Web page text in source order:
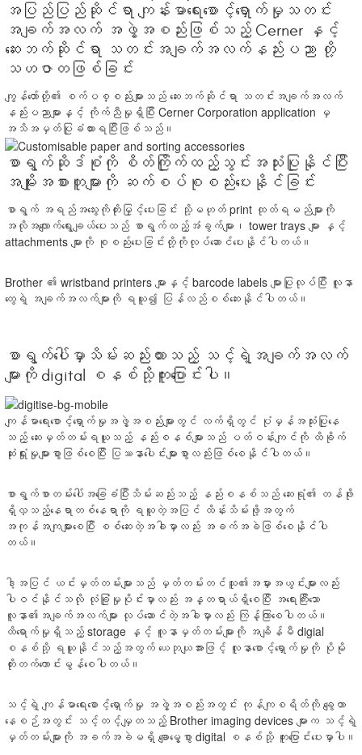
အပြည်ပြည်ဆိုင်ရာ ကျန်းမာရေးစောင့်ရှောက်မှုသတင်း
အချက်အလက် အဖွဲ့အစည်းဖြစ်သည့် Cerner နှင့်
ဆေးဘက်ဆိုင်ရာ သတင်းအချက်အလက်နည်းပညာ တို့
သဟဇာတဖြစ်ခြင်း
ကျွန်တော်တို့၏ စက်ပစ္စည်းများသည် ဆေးဘက်ဆိုင်ရာ သတင်းအချက်အလက်
နည်းပညာများနှင့် ကိုက်ညီမှုရှိပြီး Cerner Corporation application မှ
အသိအမှတ်ပြုခံထားရပြီးဖြစ်သည်။
စာရွက်ဆိုဒ်စုံကို စိတ်ကြိုက်ထည့်သွင်းအသုံးပြုနိုင်ပြီး
အမျိုးအစားတူများကို ဆက်စပ်စုစည်းပေးနိုင်ခြင်း
စာရွက် အရည်အသွေးကိုတိုးမြှင့်ပေးခြင်း သို့မဟုတ် print ထုတ်ရမည်များကို
အလိုအလျောက်ရွေးချယ်ပေးသည် စာရွက်ထည့်အံခွက်များ၊ tower trays များ နှင့်
attachments များကို စုစည်းပေးခြင်းတို့ကိုလုပ်ဆောင်ပေးနိုင်ပါတယ်။
Brother ၏ wristband printers များနှင့် barcode labels များပြုလုပ်ပြီး လူနာ
တွေရဲ့ အချက်အလက်များကို ရယူ၍ ပြန်လည်စစ်ဆေးနိုင်ပါတယ်။
စာရွက်ပေါ်မှာသိမ်းဆည်းထားသည့် သင့်ရဲ့အချက်အလက်
များကို digital စနစ်သို့ကူးပြောင်းပါ။
ကျန်မာရေးစောင့်ရှောက်မှုအဖွဲ့အစည်းများတွင် လက်ရှိတွင် ပုံမှန်အသုံးပြုနေ
သည့် ဆေးမှတ်တမ်းရယူသည့် နည်းစနစ်များသည် ပတ်ဝန်းကျင်ကို ထိခိုက်
ဆုံးရှုံးမှုများစွာဖြစ်စေပြီး ပြဿနာပေါင်းများစွာလည်းဖြစ်စေနိုင်ပါတယ်။
စာရွက်စာတမ်းပေါ်အခြေခံပြီးသိမ်းဆည်းသည့် နည်းစနစ်သည် ဆေးရုံ၏ တန်ဖိုး
ရှိလှသည့်နေရာတစ်နေရာကို ရယူတဲ့အပြင် ထိန်းသိမ်းဖို့အတွက်
အကုန်အကျများစေပြီး စစ်ဆေးတဲ့အခါမှာလည်း အခက်အခဲဖြစ်စေနိုင်ပါ
တယ်။
ဒါ့အပြင် ယင်းမှတ်တမ်းများသည် မှတ်တမ်းတင်သူ၏အမှားအယွင်းများလည်း
ပါဝင်နိုင်သလို လုံခြုံမှုပိုင်းမှာလည်း အန္တရာယ်ရှိစေပြီး အရေးကြီးသော
လူနာ၏အချက်အလက်များ လုပ်ဆောင်တဲ့အခါမှာလည်း ကြန့်ကြာစေပါတယ်။
ထိရောက်မှုရှိသည့် storage နှင့် လူနာမှတ်တမ်းများကို အချိန်မီ digial
စနစ်သို့ ရယူနိုင်သည့်အတွက် ယေဘုယျအားဖြင့် လူနာစောင့်ရှောက်မှုကို ပိုမို
တိုးတက်ကောင်းမွန်စေပါတယ်။
သင့်ရဲ့ ကျန်မာရေးစောင့်ရှောက်မှု အဖွဲ့အစည်းအတွင်း ကုန်ကျစရိတ်ကို ချွေတာ
နေစဉ်အတွင်း သင့်တင့်မျှတသည့် Brother imaging devices များက သင့်ရဲ့
မှတ်တမ်းများကို အခက်အခဲမရှိ ချောမွေ့စွာ digital စနစ်သို့ ကူးပြောင်းပေးမှာပါ။